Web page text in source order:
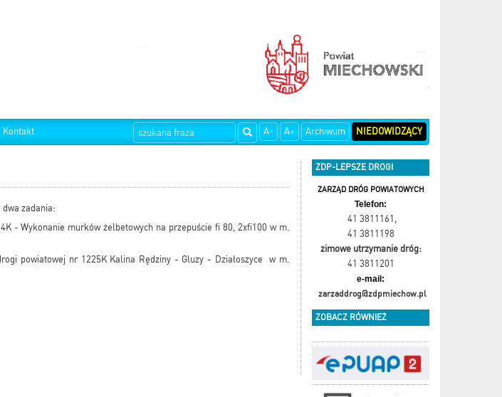
Kontakt A- A+ Archiwum NIEDOWIDZĄCY
dwa zadania:
- Wykonanie murków żelbetowych na przepuście fi 80, 2xfi100 w m.
powiatowej nr 1225K Kalina Rędziny - Gluzy - Działoszyce w m.
ZDP-LEPSZE DROGI
ZARZĄD DRÓG POWIATOWYCH
Telefon:
41 3811161
41 3811198
zimowe utrzymanie dróg:
41 3811201
e-mail:
zarzaddrog@zdpmiechow.pl
ZOBACZ RÓWNIEŻ